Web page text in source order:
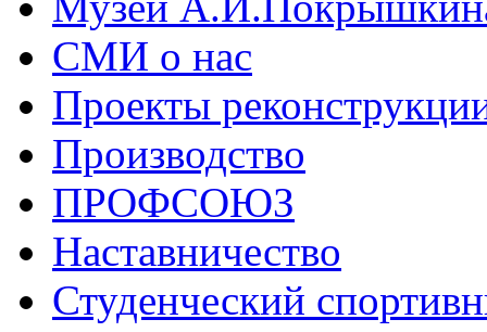
СМИ о нас
Проекты
Производство
ПРОФСОЮЗ
Наставничество
Студенческий